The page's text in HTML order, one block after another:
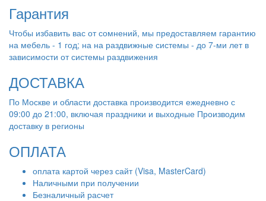
Гарантия
Чтобы избавить вас от сомнений, мы предоставляем гарантию
на мебель - 1 год; на на раздвижные системы - до 7-ми лет в
зависимости от системы раздвижения
ДОСТАВКА
По Москве и области доставка производится ежедневно с
09:00 до 21:00, включая праздники и выходные Производим
доставку в регионы
ОПЛАТА
оплата картой через сайт (Visa, MasterCard)
Наличными при получении
Безналичный расчет